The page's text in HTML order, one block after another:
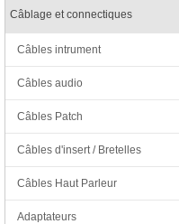
Câblage et connectiques
Câbles intrument
Câbles audio
Câbles Patch
Câbles d'insert / Bretelles
Câbles Haut Parleur
Adaptateurs